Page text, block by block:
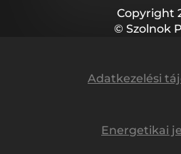
Copyright
© Szolnok
Adatkezelési
Energetikai